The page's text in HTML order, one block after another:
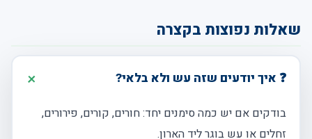
שאלות נפוצות בקצרה
❓ איך יודעים שזה עש ולא בלאי?
בודקים אם יש כמה סימנים יחד: חורים, קורים, פירורים,
זחלים או עש בוגר ליד הארון.